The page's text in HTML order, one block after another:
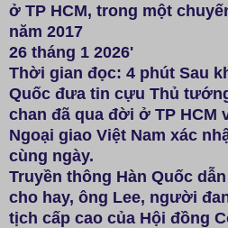
ở TP HCM, trong một
năm 2017
26 tháng 1 2026'
Thời gian đọc: 4 phút Sau
Quốc đưa tin cựu Thủ
chan đã qua đời ở TP HCM
Ngoại giao Việt Nam xác
cùng ngày.
Truyền thông Hàn Quốc
cho hay, ông Lee, người
tịch cấp cao của Hội đồng